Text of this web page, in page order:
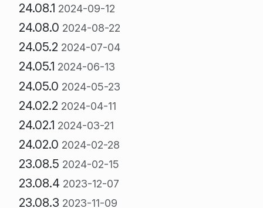
24.08.1 2024-09-12
24.08.0 2024-08-22
24.05.2 2024-07-04
24.05.1 2024-06-13
24.05.0 2024-05-23
24.02.2 2024-04-11
24.02.1 2024-03-21
24.02.0 2024-02-28
23.08.5 2024-02-15
23.08.4 2023-12-07
23.08.3 2023-11-09